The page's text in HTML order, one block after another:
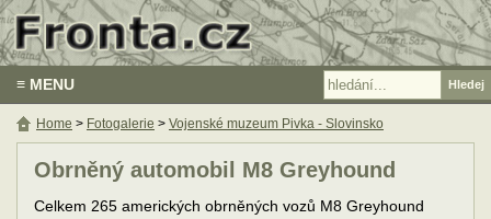
≡ MENU
Obrněný automobil M8 Greyhound
Celkem 265 amerických obrněných vozů M8 Greyhound
Home > Fotogalerie > Vojenské muzeum Pivka - Slovinsko